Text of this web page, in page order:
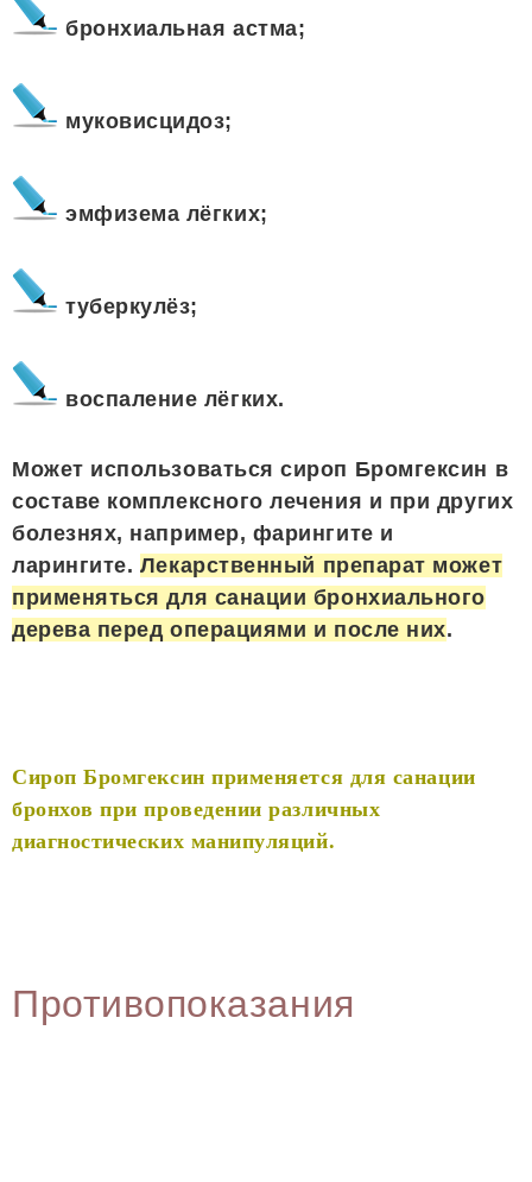
бронхиальная астма;
муковисцидоз;
эмфизема лёгких;
туберкулёз;
воспаление лёгких.
Может использоваться сироп Бромгексин в
составе комплексного лечения и при других
болезнях, например, фарингите и
ларингите. Лекарственный препарат может
применяться для санации бронхиального
дерева перед операциями и после них.
Сироп Бромгексин применяется для санации
бронхов при проведении различных
диагностических манипуляций.
Противопоказания